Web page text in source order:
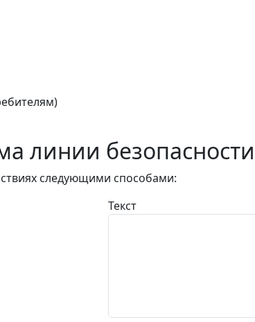
линии безопасности
следующими способами:
Текст